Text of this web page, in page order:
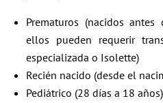
Prematuros (nacidos
ellos pueden requerir
especializada o Isolette)
Recién nacido (desde el
Pediátrico (28 días a 18 años)